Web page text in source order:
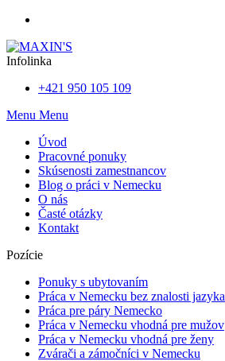
Infolinka
+421 950 105 109
Menu Menu
Úvod
Pracovné ponuky
Skúsenosti zamestnancov
Blog o práci v Nemecku
O nás
Časté otázky
Kontakt
Pozície
Ponuky s ubytovaním
Práca v Nemecku bez znalosti jazyka
Práca pre páry Nemecko
Práca v Nemecku vhodná pre mužov
Práca v Nemecku vhodná pre ženy
Zvárači a zámočníci v Nemecku